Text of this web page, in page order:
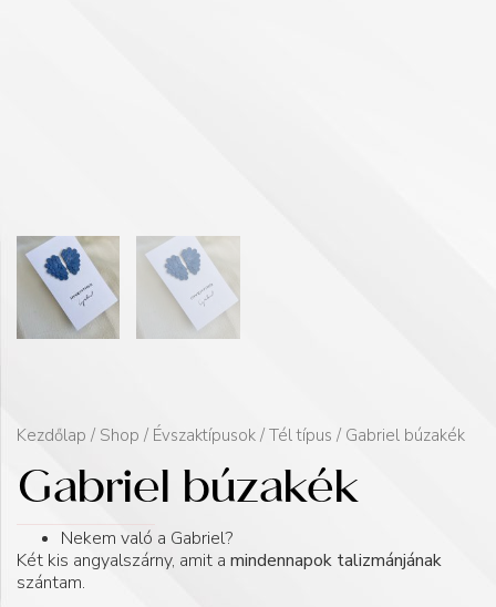
Kezdőlap / Shop / Évszaktípusok / Tél típus / Gabriel búzakék
Gabriel búzakék
Nekem való a Gabriel?
Két kis angyalszárny, amit a mindennapok talizmánjának
szántam.